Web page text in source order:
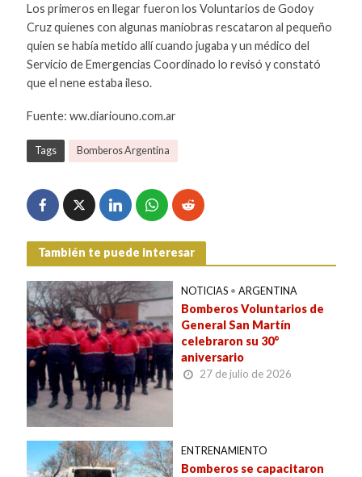
Los primeros en llegar fueron los Voluntarios de Godoy
Cruz quienes con algunas maniobras rescataron al pequeño
quien se había metido allí cuando jugaba y un médico del
Servicio de Emergencias Coordinado lo revisó y constató
que el nene estaba ileso.
Fuente: ww.diariouno.com.ar
Tags Bomberos Argentina
También te puede interesar
NOTICIAS • ARGENTINA
Bomberos Voluntarios de
General San Martín
celebraron su 30°
aniversario
27 de julio de 2026
ENTRENAMIENTO
Bomberos se capacitaron